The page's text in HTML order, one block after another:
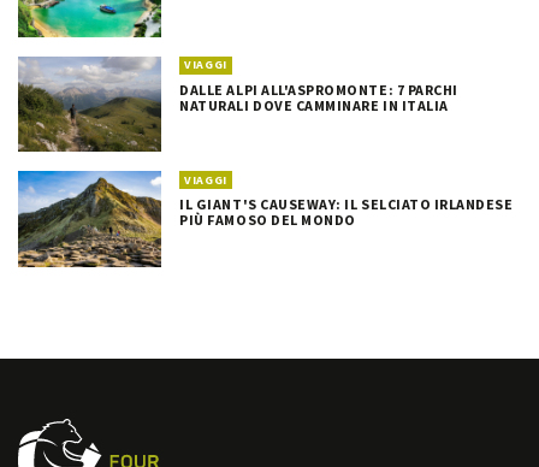
VIAGGI
DALLE ALPI ALL'ASPROMONTE: 7 PARCHI
NATURALI DOVE CAMMINARE IN ITALIA
VIAGGI
IL GIANT'S CAUSEWAY: IL SELCIATO IRLANDESE
PIÙ FAMOSO DEL MONDO